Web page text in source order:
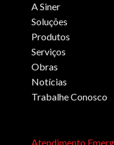
A Siner
Soluções
Produtos
Serviços
Obras
Notícias
Trabalhe Conosco
Atendimento